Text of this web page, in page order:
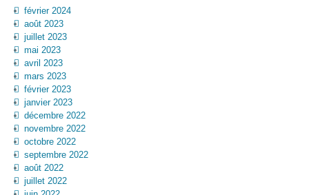
février 2024
août 2023
juillet 2023
mai 2023
avril 2023
mars 2023
février 2023
janvier 2023
décembre 2022
novembre 2022
octobre 2022
septembre 2022
août 2022
juillet 2022